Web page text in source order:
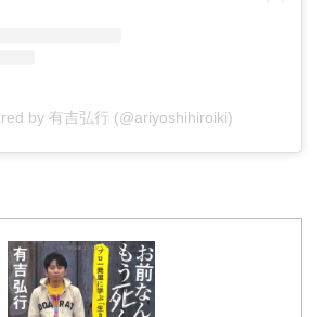
by 有吉弘行 (@ariyoshihiroiki)